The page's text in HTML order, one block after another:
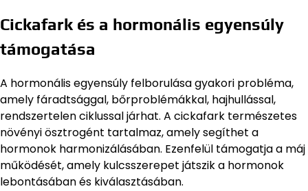
Cickafark és a hormonális egyensúly
támogatása
A hormonális egyensúly felborulása gyakori probléma,
amely fáradtsággal, bőrproblémákkal, hajhullással,
rendszertelen ciklussal járhat. A cickafark természetes
növényi ösztrogént tartalmaz, amely segíthet a
hormonok harmonizálásában. Ezenfelül támogatja a máj
működését, amely kulcsszerepet játszik a hormonok
lebontásában és kiválasztásában.